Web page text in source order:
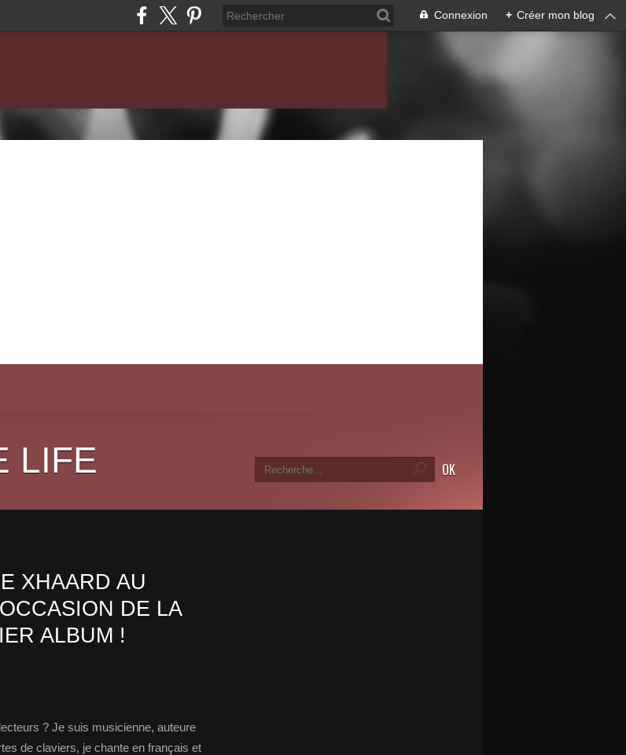
Connexion + Créer mon blog
LIFE
XHAARD AU
DE LA
ALBUM !
? Je suis musicienne, auteure
de claviers, je chante en français et